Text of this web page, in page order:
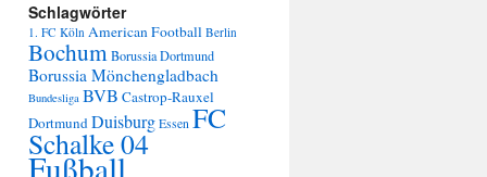
Schlagwörter
1. FC Köln American Football Berlin
BochumBorussia Dortmund
Borussia Mönchengladbach
Bundesliga BVB Castrop-Rauxel
DortmundDuisburg Essen FC
Schalke 04
Fußball